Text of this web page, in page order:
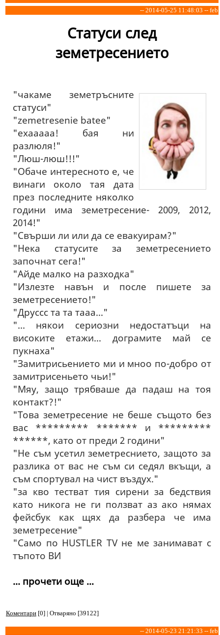
-- 2014-05-25 11:48:03 -- feb
Статуси след
земетресението
"чакаме земетръсните
статуси"
"zemetresenie batee"
"ехааааа! бая ни
разлюля!"
"Люш-люш!!!"
"Обаче интересното е, че
винаги около тая дата
през последните няколко
години има земетресение- 2009, 2012,
2014!"
"Свърши ли или да се евакуирам?"
"Нека статусите за земетресението
започнат сега!"
"Айде малко на разходка"
"Излезте навън и после пишете за
земетресението!"
"Друссс та та тааа..."
"... някои сериозни недостатъци на
високите етажи... дограмите май се
пукнаха"
"Замитрисьението ми и мноо по-добро от
замитрисеньето чьи!"
"Мяу, защо трябваше да падаш на тоя
контакт?!"
"Това земетресение не беше същото без
вас ********* ******* и *********
******, като от преди 2 години"
"Не съм усетил земетреснието, защото за
разлика от вас не съм си седял вкъщи, а
съм спортувал на чист въздух."
"за кво тестват тия сирени за бедствия
като никога не ги ползват аз ако нямах
фейсбук как щях да разбера че има
земетресение"
"Само по HUSTLER TV не ме занимават с
тъпото ВИ
... прочети още ...
Коментари [0] | Отваряно [39122]
-- 2014-05-23 21:21:33 -- feb